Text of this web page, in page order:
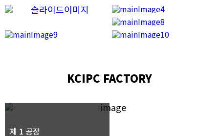
NEWS
[2023 스마트건설대상]
스마트건설기술대상 –
CATALOGUE
KCIPC FACTORY
제 1 공장